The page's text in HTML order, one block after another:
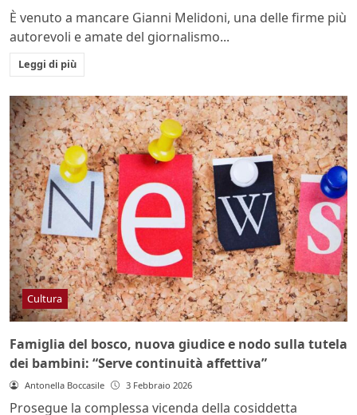
È venuto a mancare Gianni Melidoni, una delle firme più
autorevoli e amate del giornalismo...
Leggi di più
Cultura
Famiglia del bosco, nuova giudice e nodo sulla tutela
dei bambini: “Serve continuità affettiva”
Antonella Boccasile 3 Febbraio 2026
Prosegue la complessa vicenda della cosiddetta